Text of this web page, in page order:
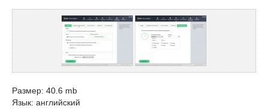
Размер: 40.6 mb
Язык: английский